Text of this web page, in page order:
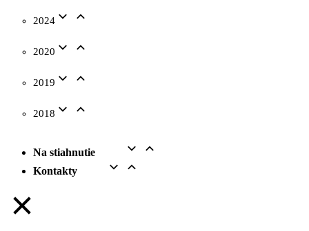
2024
2020
2019
2018
Na stiahnutie
Kontakty